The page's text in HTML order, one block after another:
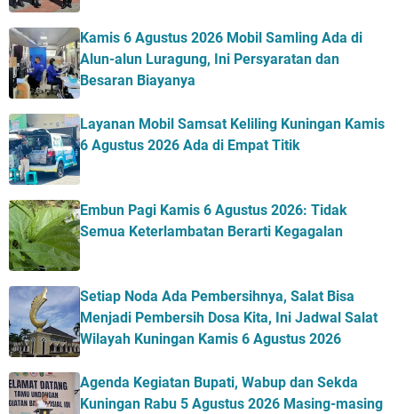
Kamis 6 Agustus 2026 Mobil Samling Ada di
Alun-alun Luragung, Ini Persyaratan dan
Besaran Biayanya
Layanan Mobil Samsat Keliling Kuningan Kamis
6 Agustus 2026 Ada di Empat Titik
Embun Pagi Kamis 6 Agustus 2026: Tidak
Semua Keterlambatan Berarti Kegagalan
Setiap Noda Ada Pembersihnya, Salat Bisa
Menjadi Pembersih Dosa Kita, Ini Jadwal Salat
Wilayah Kuningan Kamis 6 Agustus 2026
Agenda Kegiatan Bupati, Wabup dan Sekda
Kuningan Rabu 5 Agustus 2026 Masing-masing